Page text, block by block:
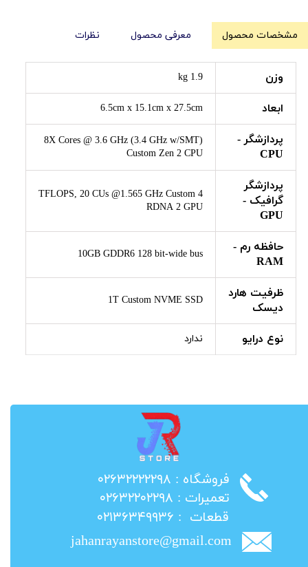
مشخصات محصول معرفی محصول نظرات
وزن 1.9 kg
ابعاد 6.5cm x 15.1cm x 27.5cm
پردازشگر -
CPU
8X Cores @ 3.6 GHz (3.4 GHz w/SMT)
Custom Zen 2 CPU
پردازشگر
گرافیک -
GPU
4 TFLOPS, 20 CUs @1.565 GHz Custom
RDNA 2 GPU
حافظه رم -
RAM
10GB GDDR6 128 bit-wide bus
ظرفیت هارد
دیسک
1T Custom NVME SSD
نوع درایو ندارد
​فروشگاه : ۰۲۶۳۲۲۲۲۲۹۸
​تعمیرات : ۰۲۶۳۲۲۰۲۲۹۸
​قطعات : ۰۲۱۳۶۳۴۹۹۳۶
jahanrayanstore@gmail.com